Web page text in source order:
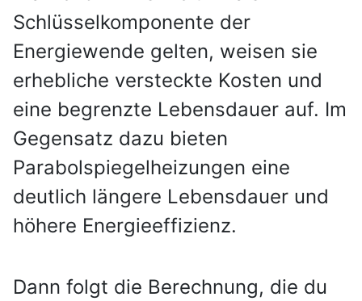
Schlüsselkomponente der
Energiewende gelten, weisen sie
erhebliche versteckte Kosten und
eine begrenzte Lebensdauer auf. Im
Gegensatz dazu bieten
Parabolspiegelheizungen eine
deutlich längere Lebensdauer und
höhere Energieeffizienz.
Dann folgt die Berechnung, die du